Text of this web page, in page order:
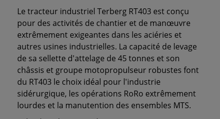
Le tracteur industriel Terberg RT403 est conçu
pour des activités de chantier et de manœuvre
extrêmement exigeantes dans les aciéries et
autres usines industrielles. La capacité de levage
de sa sellette d'attelage de 45 tonnes et son
châssis et groupe motopropulseur robustes font
du RT403 le choix idéal pour l'industrie
sidérurgique, les opérations RoRo extrêmement
lourdes et la manutention des ensembles MTS.